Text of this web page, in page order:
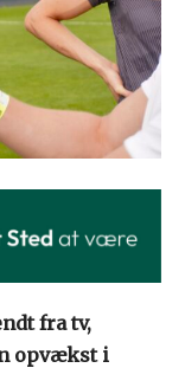
fra tv,
opvækst i